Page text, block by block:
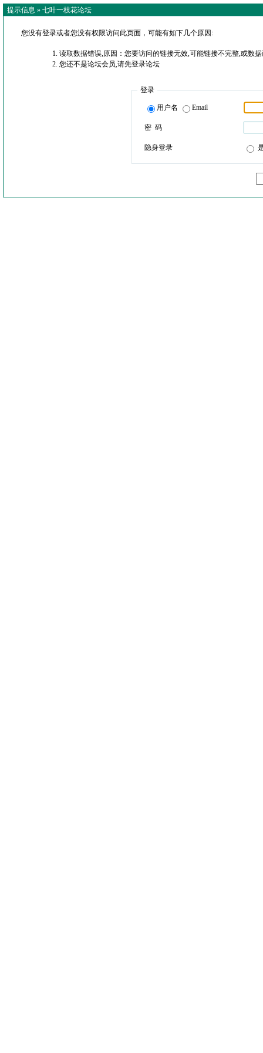
提示信息 » 七叶一枝花论坛
您没有登录或者您没有权限访问此页面，可能有如下几个原因:
读取数据错误,原因：您要访问的链接无效,可能链接不完整,或数
您还不是论坛会员,请先登录论坛
登录
用户名 Email
密 码
隐身登录